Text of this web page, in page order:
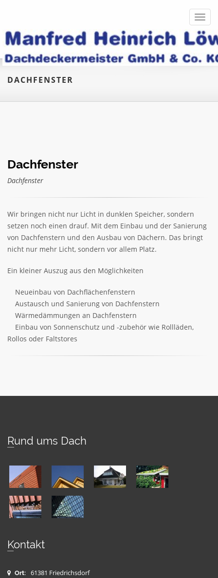
DACHFENSTER
Dachfenster
Dachfenster
Wir bringen nicht nur Licht in dunklen Speicher, sondern
setzen noch einen drauf. Mit dem Einbau und der Sanierung
von Dachfenstern und den Ausbau von Dächern. Das bringt
nicht nur mehr Licht, sondern vor allem Platz.
Ein kleiner Auszug aus den Möglichkeiten
Neueinbau von Dachflächenfenstern
Austausch und Sanierung von Dachfenstern
Wärmedämmungen an Dachfenstern
Einbau von Sonnenschutz und -zubehör wie Rollläden,
Rollos oder Faltstores
Rund ums Dach
Kontakt
Ort: 61381 Friedrichsdorf